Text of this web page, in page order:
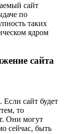
сайт
по
таких
ядром
сайта
сайт будет
то
Они могут
сейчас, быть